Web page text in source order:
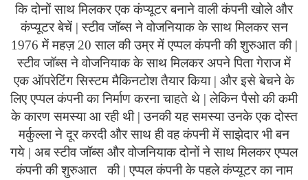
कि दोनों साथ मिलकर एक कंप्यूटर बनाने वाली कंपनी खोले और
कंप्यूटर बेचें | स्टीव जॉब्स ने वोजनियाक के साथ मिलकर सन
1976 में महज़ 20 साल की उम्र में एप्पल कंपनी की शुरुआत की |
स्टीव जॉब्स ने वोजनियाक के साथ मिलकर अपने पिता गेराज में
एक ऑपरेटिंग सिस्टम मैकिनटोश तैयार किया | और इसे बेचने के
लिए एप्पल कंपनी का निर्माण करना चाहते थे | लेकिन पैसो की कमी
के कारण समस्या आ रही थी | उनकी यह समस्या उनके एक दोस्त
मर्कुल्ला ने दूर करदी और साथ ही वह कंपनी में साझेदार भी बन
गये | अब स्टीव जॉब्स और वोजनियाक दोनों ने साथ मिलकर एप्पल
कंपनी की शुरुआत
की | एप्पल कंपनी के पहले कंप्यूटर का नाम